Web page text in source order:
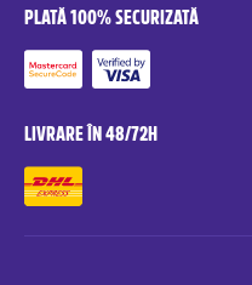
PLATĂ 100% SECURIZATĂ
LIVRARE ÎN 48/72H